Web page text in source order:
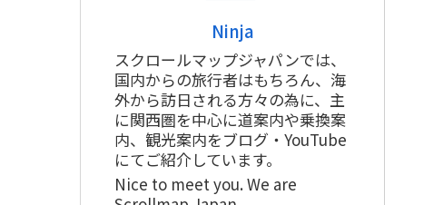
Ninja
スクロールマップジャパンでは、
国内からの旅行者はもちろん、海
外から訪日される方々の為に、主
に関西圏を中心に道案内や乗換案
内、観光案内をブログ・YouTube
にてご紹介しています。
Nice to meet you. We are